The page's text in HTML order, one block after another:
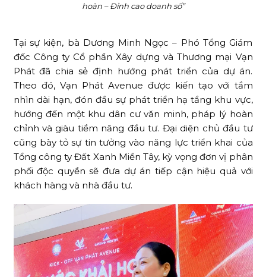
hoàn – Đỉnh cao doanh số”
Tại sự kiện, bà Dương Minh Ngọc – Phó Tổng Giám
đốc Công ty Cổ phần Xây dựng và Thương mại Vạn
Phát đã chia sẻ định hướng phát triển của dự án.
Theo đó, Vạn Phát Avenue được kiến tạo với tầm
nhìn dài hạn, đón đầu sự phát triển hạ tầng khu vực,
hướng đến một khu dân cư văn minh, pháp lý hoàn
chỉnh và giàu tiềm năng đầu tư. Đại diện chủ đầu tư
cũng bày tỏ sự tin tưởng vào năng lực triển khai của
Tổng công ty Đất Xanh Miền Tây, kỳ vọng đơn vị phân
phối độc quyền sẽ đưa dự án tiếp cận hiệu quả với
khách hàng và nhà đầu tư.